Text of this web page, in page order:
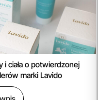
i ciała o potwierdzonej
marki Lavido